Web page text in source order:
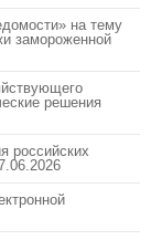
на тему
замороженной
решения
российских